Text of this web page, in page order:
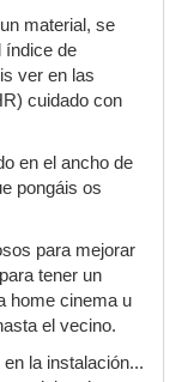
material, se
índice de
ver en las
cuidado con
en el ancho de
pongáis os
para mejorar
tener un
home cinema u
el vecino.
la instalación...